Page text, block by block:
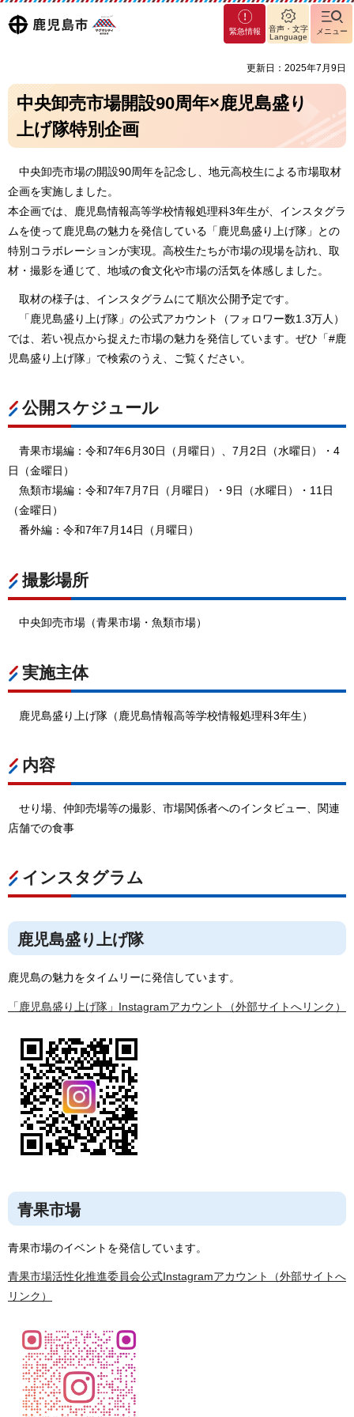
鹿児島
マグ
マシ
島市
緊急情報
音声・文字
Language
メニュー
更新日：2025年7月9日
中央卸売市場開設90周年×鹿児島盛り
上げ隊特別企画
中央卸売市場の開設90周年を記念し、地元高校生による市場取材
企画を実施しました。
本企画では、鹿児島情報高等学校情報処理科3年生が、インスタグラ
ムを使って鹿児島の魅力を発信している「鹿児島盛り上げ隊」との
特別コラボレーションが実現。高校生たちが市場の現場を訪れ、取
材・撮影を通じて、地域の食文化や市場の活気を体感しました。
取材の様子は、インスタグラムにて順次公開予定です。
「鹿児島盛り上げ隊」の公式アカウント（フォロワー数1.3万人）
では、若い視点から捉えた市場の魅力を発信しています。ぜひ「#鹿
児島盛り上げ隊」で検索のうえ、ご覧ください。
公開スケジュール
青果市場編：令和7年6月30日（月曜日）、7月2日（水曜日）・4
日（金曜日）
魚類市場編：令和7年7月7日（月曜日）・9日（水曜日）・11日
（金曜日）
番外編：令和7年7月14日（月曜日）
撮影場所
中央卸売市場（青果市場・魚類市場）
実施主体
鹿児島盛り上げ隊（鹿児島情報高等学校情報処理科3年生）
内容
せり場、仲卸売場等の撮影、市場関係者へのインタビュー、関連
店舗での食事
インスタグラム
鹿児島盛り上げ隊
鹿児島の魅力をタイムリーに発信しています。
「鹿児島盛り上げ隊」Instagramアカウント（外部サイトへリンク）
青果市場
青果市場のイベントを発信しています。
青果市場活性化推進委員会公式Instagramアカウント（外部サイトへ
リンク）